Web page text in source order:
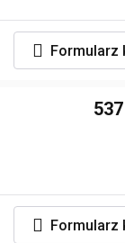
Formularz
Formularz